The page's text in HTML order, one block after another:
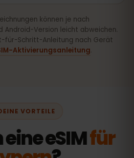
können je nach
Android-Version leicht abweichen.
für-Schritt-Anleitung nach Gerät
Aktivierungsanleitung.
VORTEILE
eSIMfür